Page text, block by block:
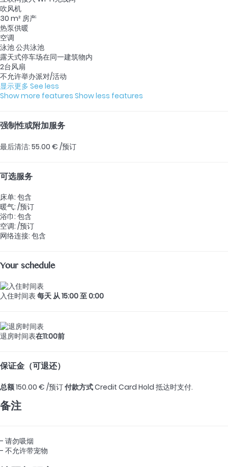
吹风机
30 m² 房产
热泵供暖
空调
泳池 公共泳池
露天式停车场在同一建筑物内
2台风扇
不允许举办派对/活动
显示更多 See less
Show more features Show less features
强制性或附加服务
最后清洁: 55.00 € /预订
可选服务
床单: 包含
暖气: /预订
浴巾: 包含
空调: /预订
网络连接: 包含
Your schedule
入住时间表 每天 从 15:00 至 0:00
退房时间表在11:00前
保证金（可退还）
总额150.00 € /预订付款方式Credit Card Hold 抵达时支付.
备注
- 请勿吸烟
- 不允许带宠物